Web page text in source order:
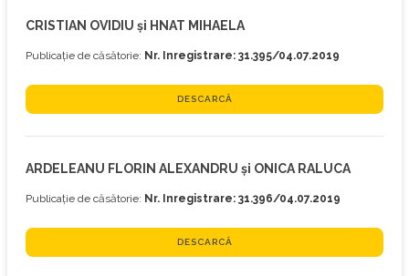
CRISTIAN OVIDIU și HNAT MIHAELA
Publicație de căsătorie: Nr. Inregistrare: 31.395/04.07.2019
DESCARCĂ
ARDELEANU FLORIN ALEXANDRU și ONICA RALUCA
Publicație de căsătorie: Nr. Inregistrare: 31.396/04.07.2019
DESCARCĂ